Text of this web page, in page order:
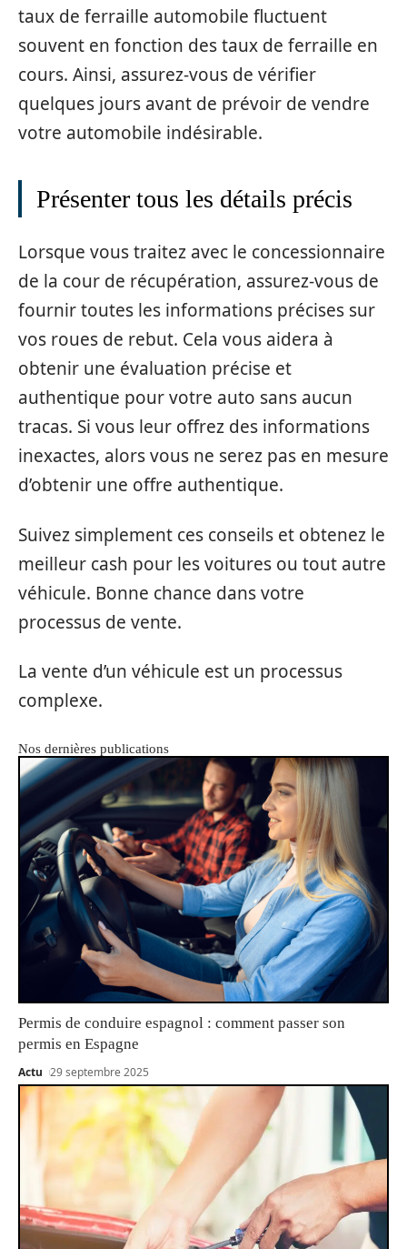
taux de ferraille automobile fluctuent
souvent en fonction des taux de ferraille en
cours. Ainsi, assurez-vous de vérifier
quelques jours avant de prévoir de vendre
votre automobile indésirable.
Présenter tous les détails précis
Lorsque vous traitez avec le concessionnaire
de la cour de récupération, assurez-vous de
fournir toutes les informations précises sur
vos roues de rebut. Cela vous aidera à
obtenir une évaluation précise et
authentique pour votre auto sans aucun
tracas. Si vous leur offrez des informations
inexactes, alors vous ne serez pas en mesure
d’obtenir une offre authentique.
Suivez simplement ces conseils et obtenez le
meilleur cash pour les voitures ou tout autre
véhicule. Bonne chance dans votre
processus de vente.
La vente d’un véhicule est un processus
complexe.
Nos dernières publications
Permis de conduire espagnol : comment passer son
permis en Espagne
Actu 29 septembre 2025